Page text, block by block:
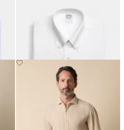
Camicia Regular Fit Non-Iron
Oxford con Collo Button Down